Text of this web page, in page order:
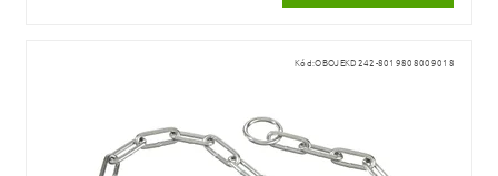
Kód:OBOJEKD242-8019808009018